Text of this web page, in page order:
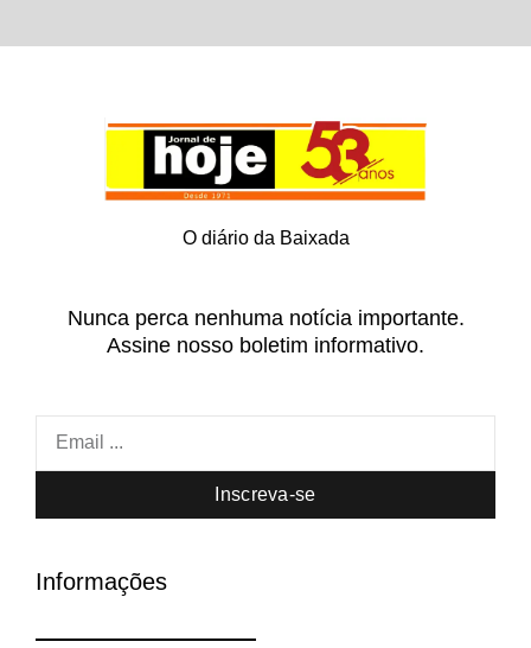
O diário da Baixada
Nunca perca nenhuma notícia importante.
Assine nosso boletim informativo.
Inscreva-se
Informações